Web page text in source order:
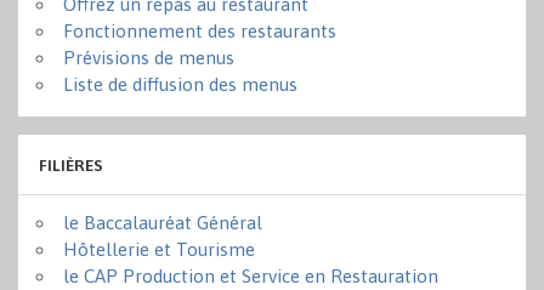
Offrez un repas au restaurant
Fonctionnement des restaurants
Prévisions de menus
Liste de diffusion des menus
FILIÈRES
le Baccalauréat Général
Hôtellerie et Tourisme
le CAP Production et Service en Restauration